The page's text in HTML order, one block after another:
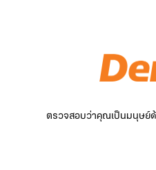
ตรวจสอบว่าคุณเป็นมนุษย์ด้